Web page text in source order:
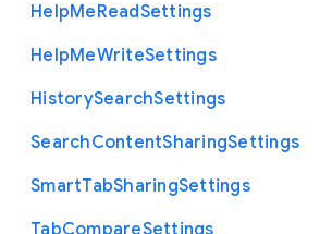
HelpMeReadSettings
HelpMeWriteSettings
HistorySearchSettings
SearchContentSharingSettings
SmartTabSharingSettings
TabCompareSettings